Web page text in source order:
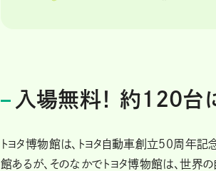
入場無料！ 約120台
トヨタ博物館は、トヨタ自動車創立50周年
館あるが、そのなかでトヨタ博物館は、世界